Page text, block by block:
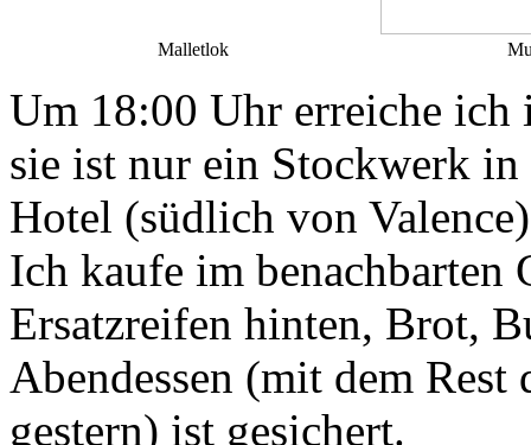
Malletlok
Um 18:00 Uhr erreiche ich
sie ist nur ein Stockwerk in
Hotel (südlich von
Ich kaufe im benachbarten
Ersatzreifen hinten, Brot,
Abendessen (mit dem
gestern) ist gesichert.